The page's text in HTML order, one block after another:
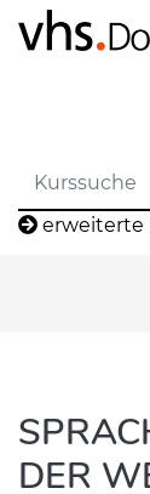
erweiterte
DER